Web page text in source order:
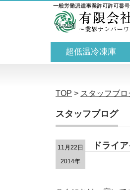
超低温冷凍庫
TOP > スタッフブロ
スタッフブログ
11月22日
2014年
ドライ